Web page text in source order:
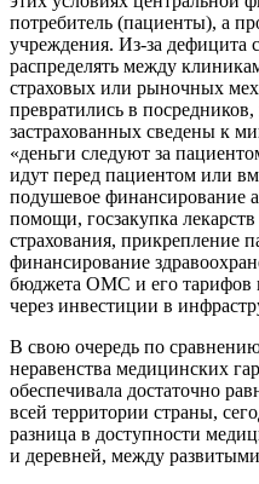
потребитель (пациенты), а
учреждения. Из-за дефицита
распределять между
страховых или рыночных
превратились в
застрахованных сведены к
«деньги следуют за
идут перед пациентом или
подушевое финансирование
помощи, госзакупка
страхования, прикрепление
финансирование
бюджета ОМС и его тарифов
через инвестиции в
В свою очередь по
неравенства медицинских
обеспечивала достаточно
всей территории страны,
разница в доступности
и деревней, между